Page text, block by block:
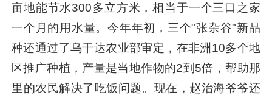
亩地能节水300多立方米，相当于一个三口之家
一个月的用水量。今年年初，三个"张杂谷"新品
种还通过了乌干达农业部审定，在非洲10多个地
区推广种植，产量是当地作物的2到5倍，帮助那
里的农民解决了吃饭问题。现在，赵治海爷爷还